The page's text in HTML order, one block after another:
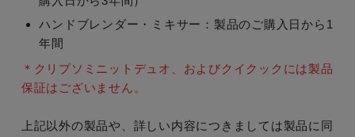
ハンドブレンダー・ミキサー：製品のご購入日から1
年間
＊クリプソミニットデュオ、およびクイクックには製品
保証はございません。
上記以外の製品や、詳しい内容につきましては製品に同